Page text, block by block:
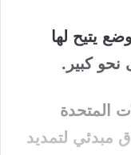
يتيح لها
نحو كبير.
المتحدة
مبدئي لتمديد